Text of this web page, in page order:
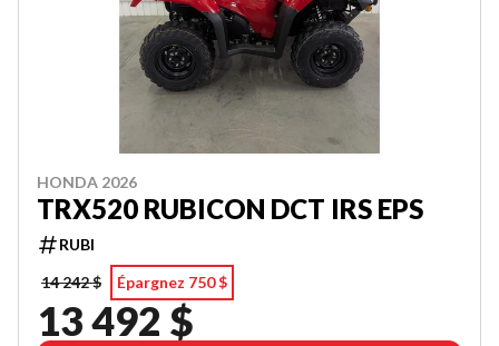
HONDA 2026
TRX520 RUBICON DCT IRS EPS
RUBI
14 242 $
Épargnez 750 $
13 492 $